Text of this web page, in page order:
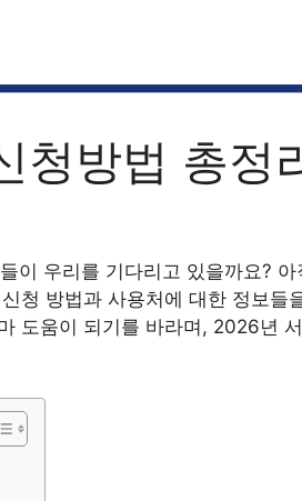
청방법 총정
이 우리를 기다리고 있을까요? 아
청 방법과 사용처에 대한 정보들
도움이 되기를 바라며, 2026년